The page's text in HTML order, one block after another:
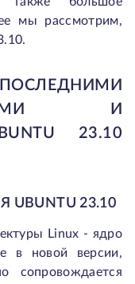
мы рассмотрим,
И
23.10
23.10
Linux - ядро
в новой версии,
сопровождается